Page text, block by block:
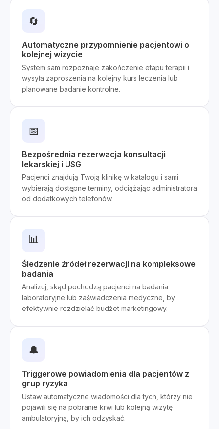
🔄
Automatyczne przypomnienie pacjentowi o
kolejnej wizycie
System sam rozpoznaje zakończenie etapu terapii i
wysyła zaproszenia na kolejny kurs leczenia lub
planowane badanie kontrolne.
📅
Bezpośrednia rezerwacja konsultacji
lekarskiej i USG
Pacjenci znajdują Twoją klinikę w katalogu i sami
wybierają dostępne terminy, odciążając administratora
od dodatkowych telefonów.
📊
Śledzenie źródeł rezerwacji na kompleksowe
badania
Analizuj, skąd pochodzą pacjenci na badania
laboratoryjne lub zaświadczenia medyczne, by
efektywnie rozdzielać budżet marketingowy.
🔔
Triggerowe powiadomienia dla pacjentów z
grup ryzyka
Ustaw automatyczne wiadomości dla tych, którzy nie
pojawili się na pobranie krwi lub kolejną wizytę
ambulatoryjną, by ich odzyskać.